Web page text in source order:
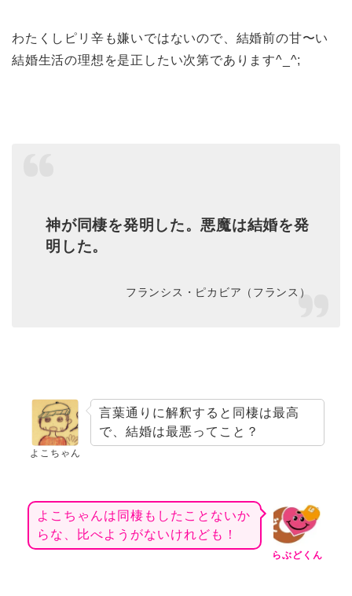
わたくしピリ辛も嫌いではないので、結婚前の甘〜い
結婚生活の理想を是正したい次第であります^_^;
神が同棲を発明した。悪魔は結婚を発
明した。
フランシス・ピカビア（フランス）
よこちゃん
言葉通りに解釈すると同棲は最高
で、結婚は最悪ってこと？
らぶどくん
よこちゃんは同棲もしたことないか
らな、比べようがないけれども！